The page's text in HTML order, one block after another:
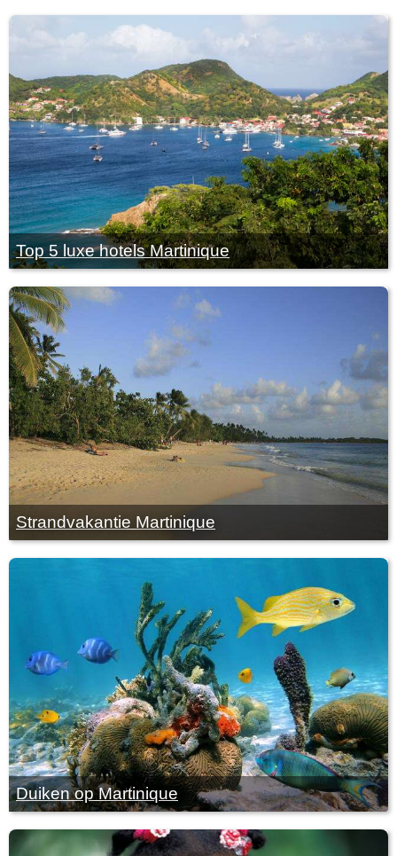
Top 5 luxe hotels Martinique
Strandvakantie Martinique
Duiken op Martinique